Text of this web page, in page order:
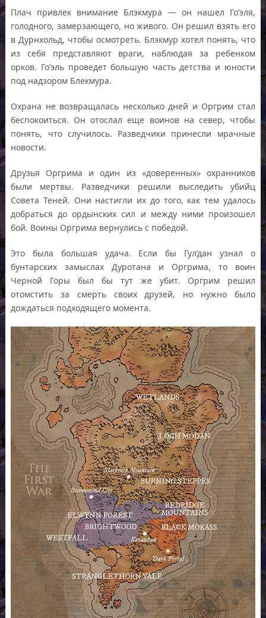
Плач привлек внимание Блэкмура — он нашел Го’эля,
голодного, замерзающего, но живого. Он решил взять его
в Дурнхольд, чтобы осмотреть. Блэкмур хотел понять, что
из себя представляют враги, наблюдая за ребенком
орков. Го’эль проведет большую часть детства и юности
под надзором Блекмура.
Охрана не возвращалась несколько дней и Оргрим стал
беспокоиться. Он отослал еще воинов на север, чтобы
понять, что случилось. Разведчики принесли мрачные
новости.
Друзья Оргрима и один из «доверенных» охранников
были мертвы. Разведчики решили выследить убийц
Совета Теней. Они настигли их до того, как тем удалось
добраться до ордынских сил и между ними произошел
бой. Воины Оргрима вернулись с победой.
Это была большая удача. Если бы Гул’дан узнал о
бунтарских замыслах Дуротана и Оргрима, то воин
Черной Горы был бы тут же убит. Оргрим решил
отомстить за смерть своих друзей, но нужно было
дождаться подходящего момента.